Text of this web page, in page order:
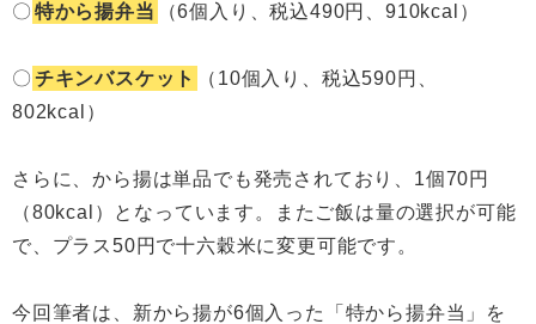
〇 特から揚弁当 （6個入り、税込490円、910kcal）
〇 チキンバスケット
（10個入り、税込590円、
802kcal）
さらに、から揚は単品でも発売されており、1個70円
（80kcal）となっています。またご飯は量の選択が可能
で、プラス50円で十六穀米に変更可能です。
今回筆者は、新から揚が6個入った「特から揚弁当」を